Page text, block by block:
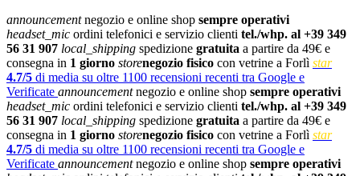
announcementnegozio e online shop sempre operativi
headset_mic ordini telefonici e servizio clienti tel./whp. al +39 349
56 31 907 local_shipping spedizione gratuita a partire da 49€ e
consegna in 1 giorno storenegozio fisico con vetrine a Forlì star
4.7/5 di media su oltre 1100 recensioni recenti tra Google e
Verificate announcementnegozio e online shop sempre operativi
headset_mic ordini telefonici e servizio clienti tel./whp. al +39 349
56 31 907 local_shipping spedizione gratuita a partire da 49€ e
consegna in 1 giorno storenegozio fisico con vetrine a Forlì star
4.7/5 di media su oltre 1100 recensioni recenti tra Google e
Verificate announcementnegozio e online shop sempre operativi